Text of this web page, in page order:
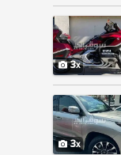
3
3